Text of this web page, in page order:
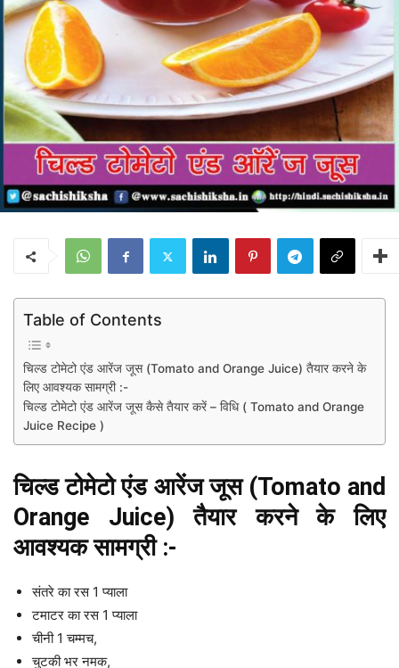
Table of Contents
चिल्ड टोमेटो एंड आरेंज जूस (Tomato and Orange Juice) तैयार करने के
लिए आवश्यक सामग्री :-
चिल्ड टोमेटो एंड आरेंज जूस कैसे तैयार करें – विधि ( Tomato and Orange
Juice Recipe )
चिल्ड टोमेटो एंड आरेंज जूस (Tomato and
Orange Juice) तैयार करने के लिए
आवश्यक सामग्री :-
संतरे का रस 1 प्याला
टमाटर का रस 1 प्याला
चीनी 1 चम्मच,
चुटकी भर नमक,